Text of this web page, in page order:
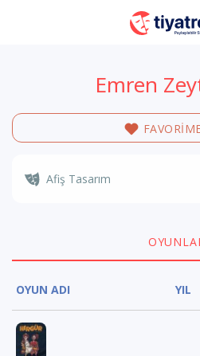
Emren
Afiş Tasarım
OYUN ADI YIL